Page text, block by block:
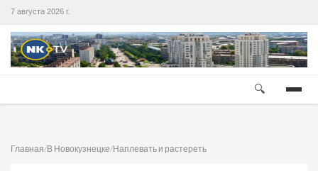
7 августа 2026 г.
🔍
Главная/В Новокузнецке/Наплевать и растереть